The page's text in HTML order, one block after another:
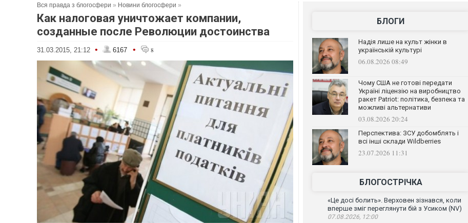
Вся правда з блогосфери » Новини блогосфери »
Как налоговая уничтожает компании,
созданные после Революции достоинства
31.03.2015, 21:12 • 6167 • 8
БЛОГИ
Надія лише на культ жінки в
українській культурі
06.08.2026 08:49
Чому США не готові передати
Україні ліцензію на виробництво
ракет Patriot: політика, безпека та
можливі альтернативи
03.08.2026 20:24
Перспектива: ЗСУ добомблять і
всі інші склади Wildberries
23.07.2026 11:31
БЛОГОСТРІЧКА
«Це досі болить». Верховен зізнався, коли
вперше зміг переглянути бій з Усиком (NV)
07.08.2026, 12:00